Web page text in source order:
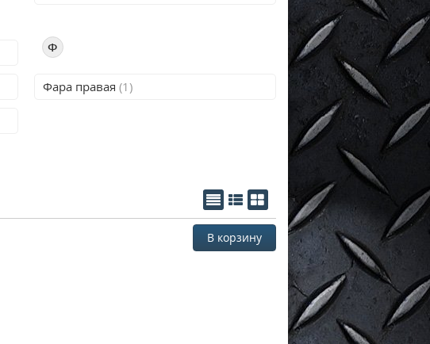
Ф
Фара правая (1)
В корзину